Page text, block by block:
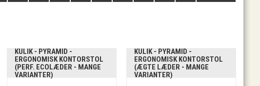
KULIK - PYRAMID -
ERGONOMISK KONTORSTOL
(PERF. ECOLÆDER - MANGE
VARIANTER)
KULIK - PYRAMID -
ERGONOMISK KONTORSTOL
(ÆGTE LÆDER - MANGE
VARIANTER)